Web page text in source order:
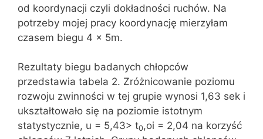
od koordynacji czyli dokładności ruchów. Na
potrzeby mojej pracy koordynację mierzyłam
czasem biegu 4 x 5m.
Rezultaty biegu badanych chłopców
przedstawia tabela 2. Zróżnicowanie poziomu
rozwoju zwinności w tej grupie wynosi 1,63 sek i
ukształtowało się na poziomie istotnym
statystycznie, u = 5,43> t0,oi = 2,04 na korzyść